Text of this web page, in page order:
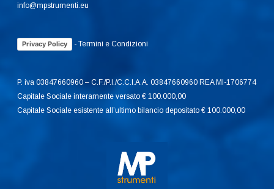
info@mpstrumenti.eu
Privacy Policy -Termini e Condizioni
P. iva 03847660960 – C.F./P.I./C.C.I.A.A. 03847660960 REA MI-1706774
Capitale Sociale interamente versato € 100.000,00
Capitale Sociale esistente all’ultimo bilancio depositato € 100.000,00